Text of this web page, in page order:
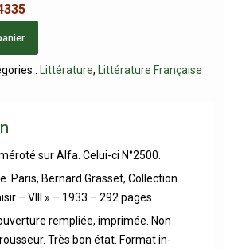
: Littérature, Littérature Française
sur Alfa. Celui-ci N°2500.
Paris, Bernard Grasset, Collection
– VIII » – 1933 – 292 pages.
rempliée, imprimée. Non
Très bon état. Format in-